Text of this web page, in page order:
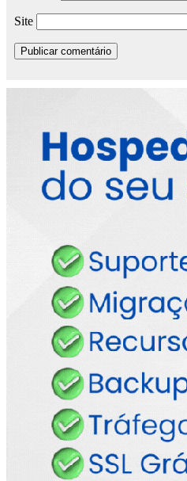
Site